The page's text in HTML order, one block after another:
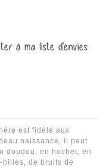
à ma liste d'envies
est fidèle aux
naissance, il peut
doudou, en hochet, en
billes, de bruits de